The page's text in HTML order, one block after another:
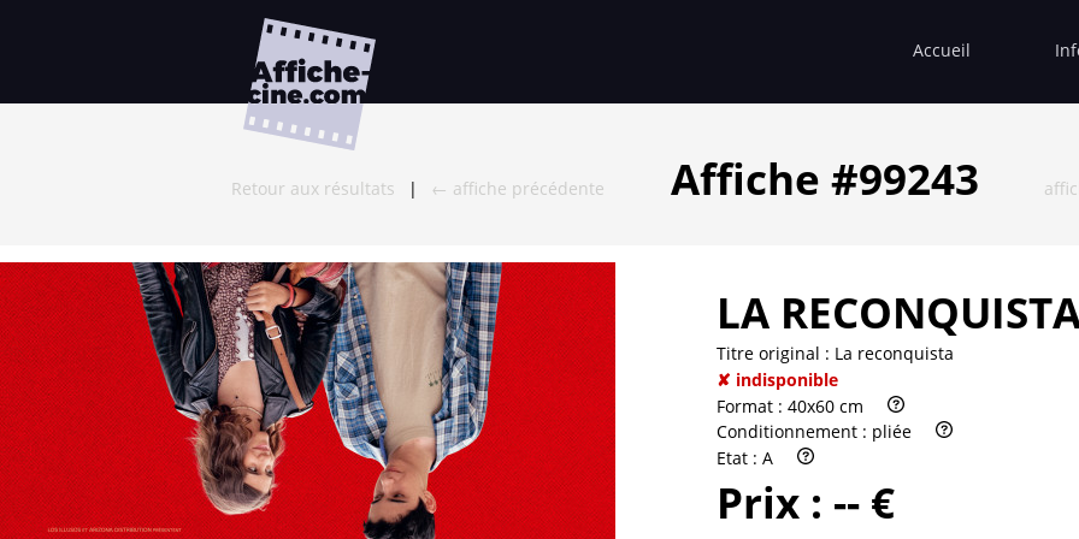
Accueil
Retour aux résultats | ← affiche précédente Affiche #99243
LA
Titre original : La reconquista
✘ indisponible
Format : 40x60 cm
Conditionnement : pliée
Etat : A
Prix : -- €